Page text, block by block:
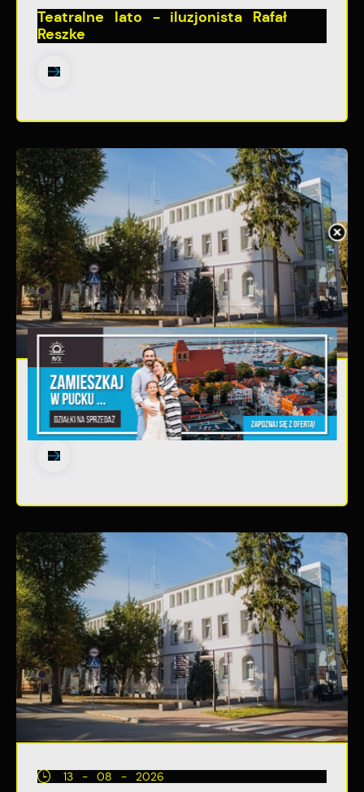
Teatralne lato - iluzjonista Rafał
Reszke
20 - 08 - 2026
Teatralne lato - Zdrowo i kolorowo
13 - 08 - 2026